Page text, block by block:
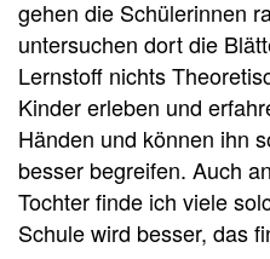
gehen die Schülerinnen
untersuchen dort die
Lernstoff nichts
Kinder erleben und
Händen und können ihn
besser begreifen. Auch
Tochter finde ich viele
Schule wird besser, das